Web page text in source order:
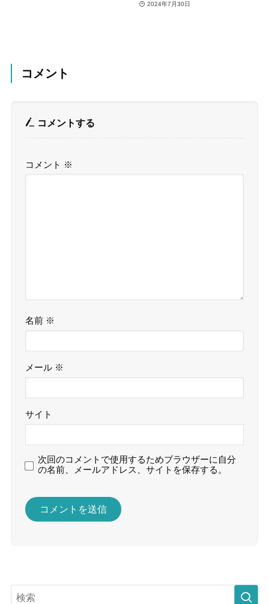
2024年7月30日
コメント
コメントする
コメント ※
名前 ※
メール ※
サイト
次回のコメントで使用するためブラウザーに自分
の名前、メールアドレス、サイトを保存する。